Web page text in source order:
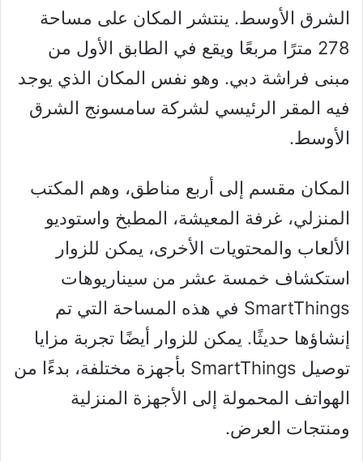
الشرق الأوسط. ينتشر المكان على مساحة
278 مترًا مربعًا ويقع في الطابق الأول من
مبنى فراشة دبي. وهو نفس المكان الذي يوجد
فيه المقر الرئيسي لشركة سامسونج الشرق
الأوسط.
المكان مقسم إلى أربع مناطق، وهم المكتب
المنزلي، غرفة المعيشة، المطبخ واستوديو
الألعاب والمحتويات الأخرى، يمكن للزوار
استكشاف خمسة عشر من سيناريوهات
SmartThings في هذه المساحة التي تم
إنشاؤها حديثًا. يمكن للزوار أيضًا تجربة مزايا
توصيل SmartThings بأجهزة مختلفة، بدءًا من
الهواتف المحمولة إلى الأجهزة المنزلية
ومنتجات العرض.